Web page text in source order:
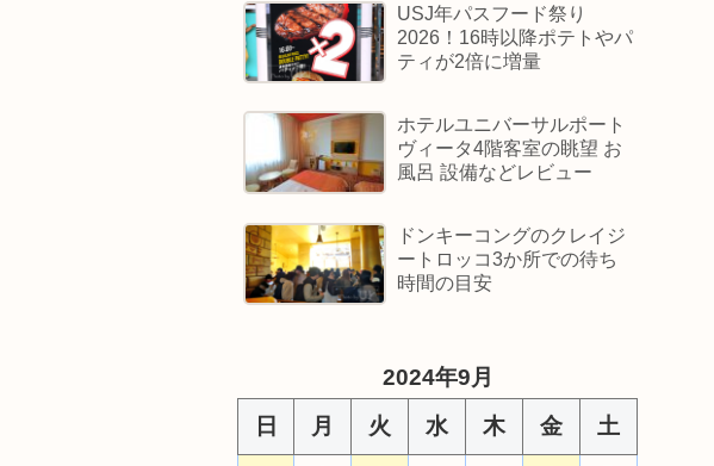
USJ年パスフード祭り
2026！16時以降ポテトやパ
ティが2倍に増量
ホテルユニバーサルポート
ヴィータ4階客室の眺望 お
風呂 設備などレビュー
ドンキーコングのクレイジ
ートロッコ3か所での待ち
時間の目安
2024年9月
日
月 火 水 木 金
土